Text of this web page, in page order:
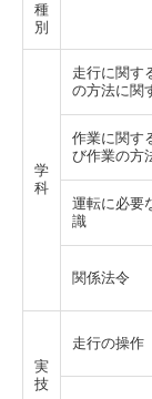
種
別
学
科
走行に関す
の方法に関
作業に関す
び作業の方
運転に必要
識
関係法令
実
技
走行の操作